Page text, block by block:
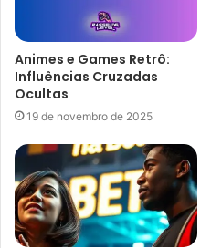
Animes e Games Retrô:
Influências Cruzadas
Ocultas
19 de novembro de 2025